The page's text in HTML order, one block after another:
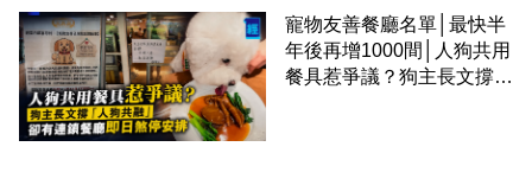
寵物友善餐廳名單│最快半
年後再增1000間│人狗共用
餐具惹爭議？狗主長文撐